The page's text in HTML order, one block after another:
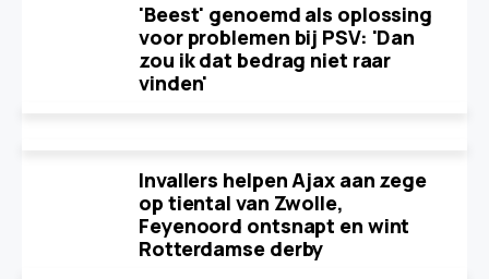
'Beest' genoemd als oplossing
voor problemen bij PSV: 'Dan
zou ik dat bedrag niet raar
vinden'
Invallers helpen Ajax aan zege
op tiental van Zwolle,
Feyenoord ontsnapt en wint
Rotterdamse derby